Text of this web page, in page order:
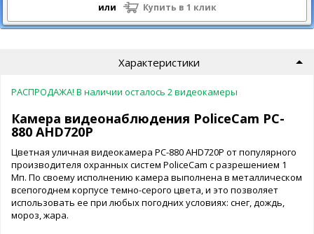
или Купить в 1 клик
Характеристики
РАСПРОДАЖА! В наличии осталось 2 видеокамеры
Камера видеонаблюдения PoliceCam PC-
880 AHD720P
Цветная уличная видеокамера PC-880 AHD720P от популярного
производителя охранных систем PoliceCam с разрешением 1
Мп. По своему исполнению камера выполнена в металлическом
всепогоднем корпусе темно-серого цвета, и это позволяет
использовать ее при любых погодних условиях: снег, дождь,
мороз, жара.